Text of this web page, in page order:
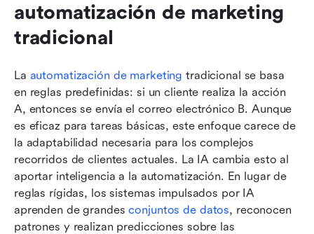
automatización de marketing
tradicional
La automatización de marketing tradicional se basa
en reglas predefinidas: si un cliente realiza la acción
A, entonces se envía el correo electrónico B. Aunque
es eficaz para tareas básicas, este enfoque carece de
la adaptabilidad necesaria para los complejos
recorridos de clientes actuales. La IA cambia esto al
aportar inteligencia a la automatización. En lugar de
reglas rígidas, los sistemas impulsados por IA
aprenden de grandes conjuntos de datos, reconocen
patrones y realizan predicciones sobre las